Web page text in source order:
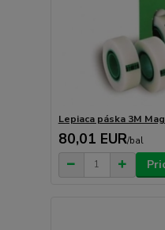
Lepiaca páska 3M
80,01 EUR/bal